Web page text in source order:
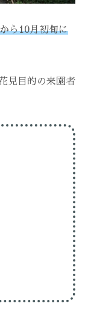
ら10月初旬に
見目的の来園者